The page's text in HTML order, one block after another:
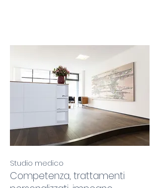
Studio medico
Competenza, trattamenti